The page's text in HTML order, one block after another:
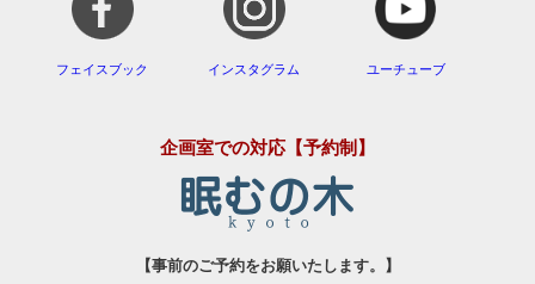
フェイスブック インスタグラム ユーチューブ
企画室での対応【予約制】
【事前のご予約をお願いたします。】